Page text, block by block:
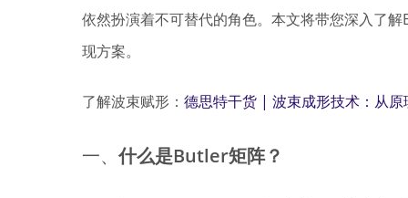
依然扮演着不可替代的角色。本文将带您深入了
现方案。
了解波束赋形： 德思特干货 | 波束成形技术：从
一、什么是Butler矩阵？